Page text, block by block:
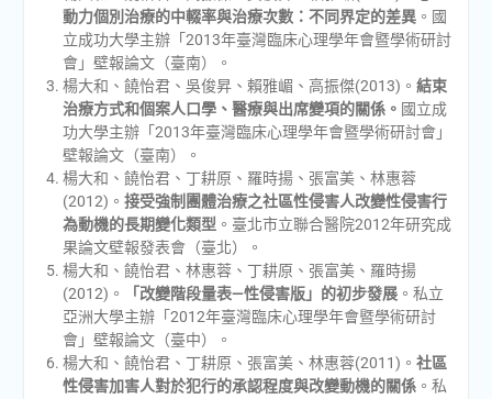
動力個別治療的中輟率與治療次數：不同界定的差異。國
立成功大學主辦「2013年臺灣臨床心理學年會暨學術研討
會」壁報論文（臺南）。
楊大和、饒怡君、吳俊昇、賴雅嵋、高振傑(2013)。 結束
治療方式和個案人口學、醫療與出席變項的關係。 國立成
功大學主辦「2013年臺灣臨床心理學年會暨學術研討會」
壁報論文（臺南）。
楊大和、饒怡君、丁耕原、羅時揚、張富美、林惠蓉
(2012)。 接受強制團體治療之社區性侵害人改變性侵害行
為動機的長期變化類型 。臺北市立聯合醫院2012年研究成
果論文壁報發表會（臺北）。
楊大和、饒怡君、林惠蓉、丁耕原、張富美、羅時揚
(2012)。
「改變階段量表—性侵害版」的初步發展。私立
亞洲大學主辦「2012年臺灣臨床心理學年會暨學術研討
會」壁報論文（臺中）。
楊大和、饒怡君、丁耕原、張富美、林惠蓉(2011)。 社區
性侵害加害人對於犯行的承認程度與改變動機的關係。私